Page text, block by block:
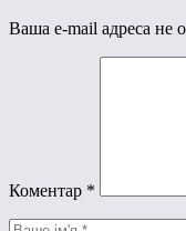
Ваша e-mail адреса не
Коментар *